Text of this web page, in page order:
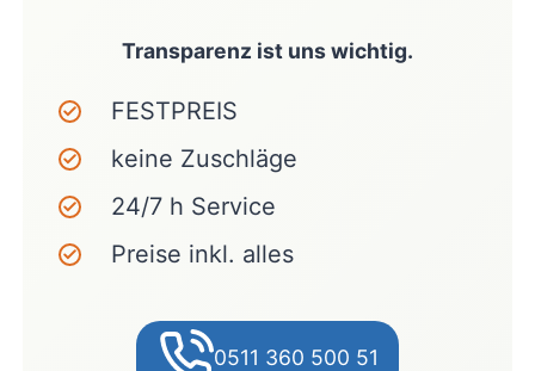
Transparenz ist uns wichtig.
FESTPREIS
keine Zuschläge
24/7 h Service
Preise inkl. alles
0511 360 500 51